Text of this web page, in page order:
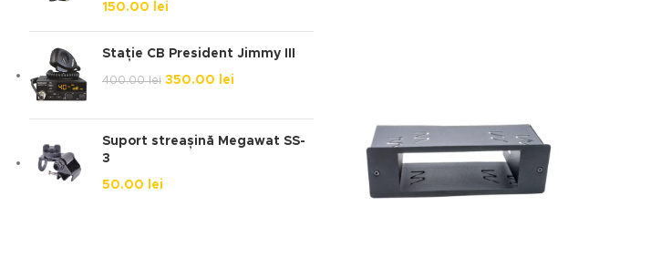
150.00 lei
Stație CB President Jimmy III
400.00lei 350.00 lei
Suport streașină Megawat SS-
3
50.00 lei